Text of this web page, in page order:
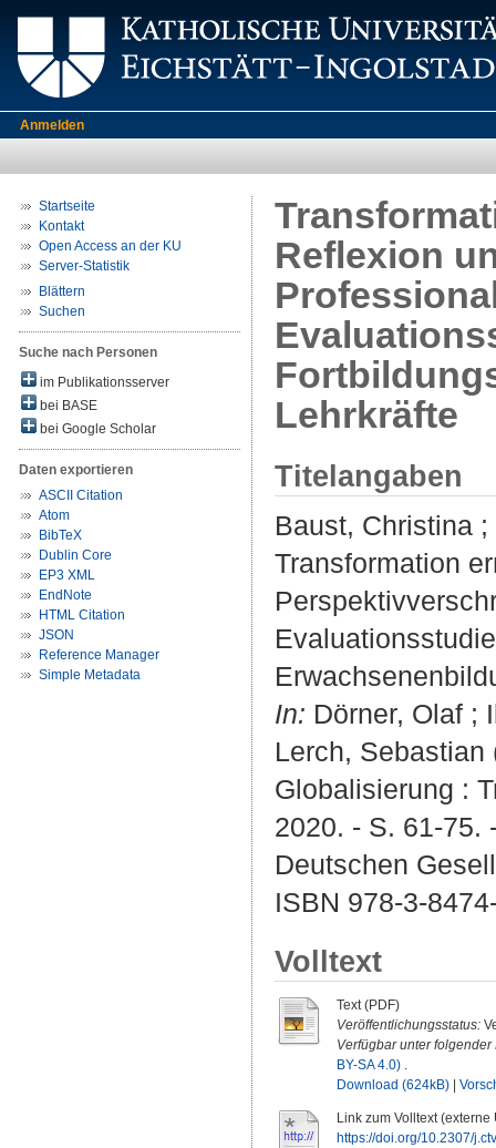
Anmelden
Startseite
Kontakt
Open Access an der KU
Server-Statistik
Blättern
Suchen
Suche nach Personen
im Publikationsserver
bei BASE
bei Google Scholar
Daten exportieren
ASCII Citation
Atom
BibTeX
Dublin Core
EP3 XML
EndNote
HTML Citation
JSON
Reference Manager
Simple Metadata
Reflexion
Lehrkräfte
Titelangaben
Baust, Christina ;
Transformation
In: Dörner, Olaf ;
Lerch,
Globalisierung :
2020. - S. 61-75.
Deutschen
ISBN 978-3-
Volltext
Text (PDF)
Veröffentlichungsstatus:
Verfügbar unter folgender
BY-SA 4.0) .
Download (624kB)
Link zum Volltext (externe
https://doi.org/10.2307/